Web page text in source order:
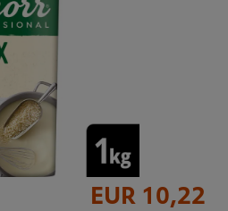
EUR 10,22